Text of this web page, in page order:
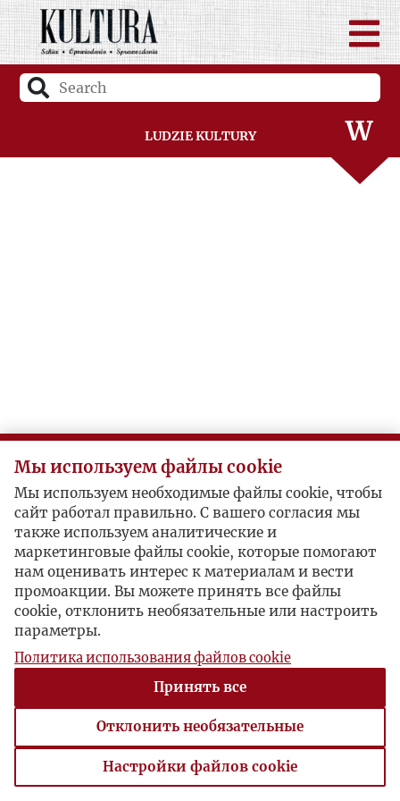
Ludzie Kultury
U
V
W
Z
Мы используем файлы cookie
Мы используем необходимые файлы cookie, чтобы
сайт работал правильно. С вашего согласия мы
также используем аналитические и
маркетинговые файлы cookie, которые помогают
нам оценивать интерес к материалам и вести
промоакции. Вы можете принять все файлы
cookie, отклонить необязательные или настроить
параметры.
Политика использования файлов cookie
Принять все
Отклонить необязательные
Настройки файлов cookie
Настройки файлов cookie